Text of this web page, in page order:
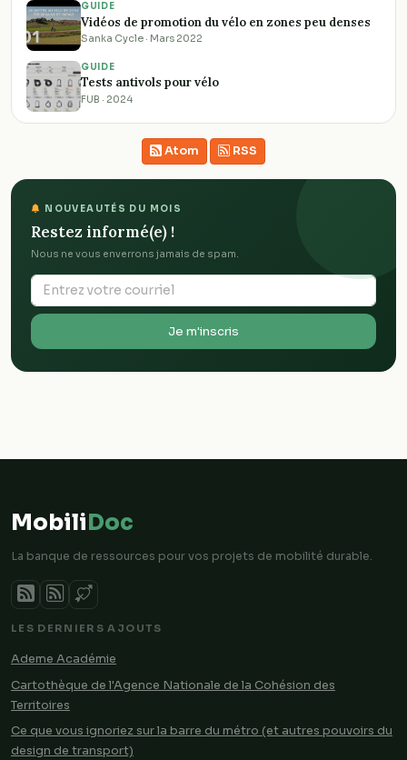
GUIDE
Vidéos de promotion du vélo en zones peu denses
Sanka Cycle · Mars 2022
GUIDE
Tests antivols pour vélo
FUB · 2024
Atom RSS
NOUVEAUTÉS DU MOIS
Restez informé(e) !
Nous ne vous enverrons jamais de spam.
Je m'inscris
MobiliDoc
La banque de ressources pour vos projets de mobilité durable.
LES DERNIERS AJOUTS
Ademe Académie
Cartothèque de l'Agence Nationale de la Cohésion des
Territoires
Ce que vous ignoriez sur la barre du métro (et autres pouvoirs du
design de transport)